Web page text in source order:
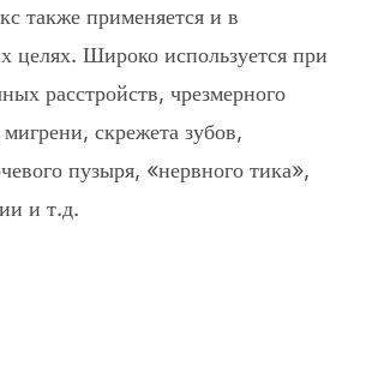
также применяется и в
целях. Широко используется при
расстройств, чрезмерного
скрежета зубов,
пузыря, «нервного тика»,
и т.д.